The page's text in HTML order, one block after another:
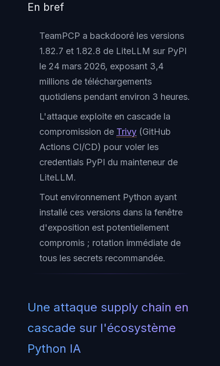
En bref
TeamPCP a backdooré les versions
1.82.7 et 1.82.8 de LiteLLM sur PyPI
le 24 mars 2026, exposant 3,4
millions de téléchargements
quotidiens pendant environ 3 heures.
L'attaque exploite en cascade la
compromission de Trivy (GitHub
Actions CI/CD) pour voler les
credentials PyPI du mainteneur de
LiteLLM.
Tout environnement Python ayant
installé ces versions dans la fenêtre
d'exposition est potentiellement
compromis ; rotation immédiate de
tous les secrets recommandée.
Une attaque supply chain en
cascade sur l'écosystème
Python IA